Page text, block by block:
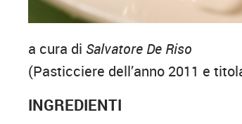
a cura di Salvatore De Riso
(Pasticciere dell’anno 2011 e
INGREDIENTI